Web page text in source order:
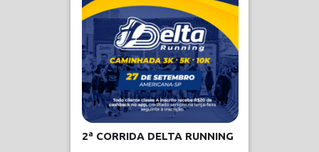
2ª CORRIDA DELTA RUNNING